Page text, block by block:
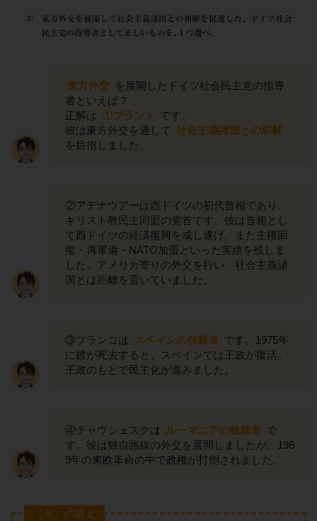
東方外交 を展開したドイツ社会民主党の指導
者といえば？
正解は ①ブラント
です。
彼は東方外交を通して 社会主義諸国との和解
を目指しました。
②アデナウアーは西ドイツの初代首相であり、
キリスト教民主同盟の党首です。彼は首相とし
て西ドイツの経済復興を成し遂げ、また主権回
復・再軍備・NATO加盟といった実績を残しま
した。アメリカ寄りの外交を行い、社会主義諸
国とは距離を置いていました。
③フランコは スペインの独裁者 です。1975年
に彼が死去すると、スペインでは王政が復活。
王政のもとで民主化が進みました。
④チャウシェスクは ルーマニアの独裁者 で
す。彼は独自路線の外交を展開しましたが、198
9年の東欧革命の中で政権が打倒されました。
（５）の答え